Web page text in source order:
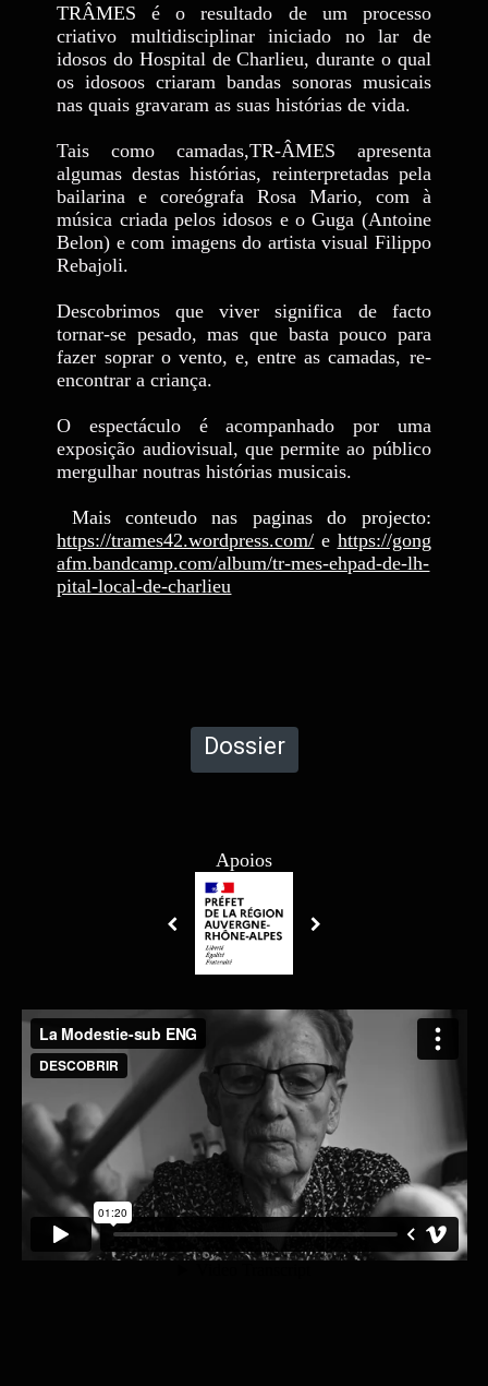
TRÂMES é o resultado de um processo
criativo multidisciplinar iniciado no lar de
idosos do Hospital de Charlieu, durante o qual
os idosoos criaram bandas sonoras musicais
nas quais gravaram as suas histórias de vida.
Tais como camadas,TR-ÂMES apresenta
algumas destas histórias, reinterpretadas pela
bailarina e coreógrafa Rosa Mario, com à
música criada pelos idosos e o Guga (Antoine
Belon) e com imagens do artista visual Filippo
Rebajoli.
Descobrimos que viver significa de facto
tornar-se pesado, mas que basta pouco para
fazer soprar o vento, e, entre as camadas, re-
encontrar a criança.
O espectáculo é acompanhado por uma
exposição audiovisual, que permite ao público
mergulhar noutras histórias musicais.
Mais conteudo nas paginas do projecto:
https://trames42.wordpress.com/ e https://gong
afm.bandcamp.com/album/tr-mes-ehpad-de-lh-
pital-local-de-charlieu
Dossier
Apoios